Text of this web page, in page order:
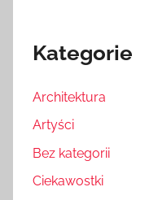
Kategorie
Architektura
Artyści
Bez kategorii
Ciekawostki